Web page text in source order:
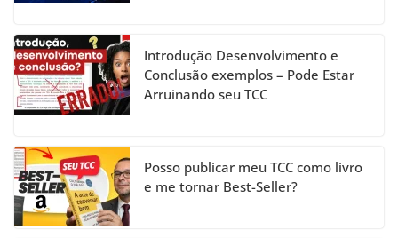
k
h
a
n
el
Introdução Desenvolvimento e
Conclusão exemplos – Pode Estar
Arruinando seu TCC
Posso publicar meu TCC como livro
e me tornar Best-Seller?